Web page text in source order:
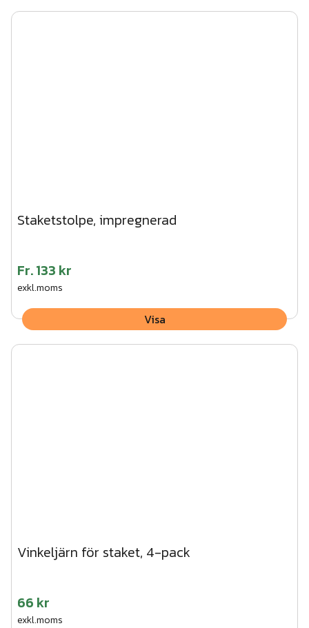
Staketstolpe, impregnerad
Fr.133 kr
exkl.moms
Visa
Vinkeljärn för staket, 4-pack
66 kr
exkl.moms